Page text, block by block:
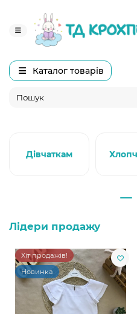
Каталог товарів
Дівчаткам
Лідери продажу
Хіт продажів!
Новинка